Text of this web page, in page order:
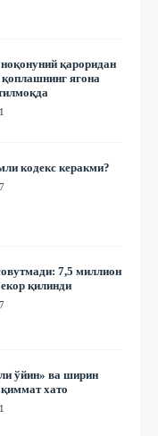
қароридан
қоплашнинг ягона
кодекс керакми?
7,5 миллион
қилинди
ўйин» ва ширин
хато